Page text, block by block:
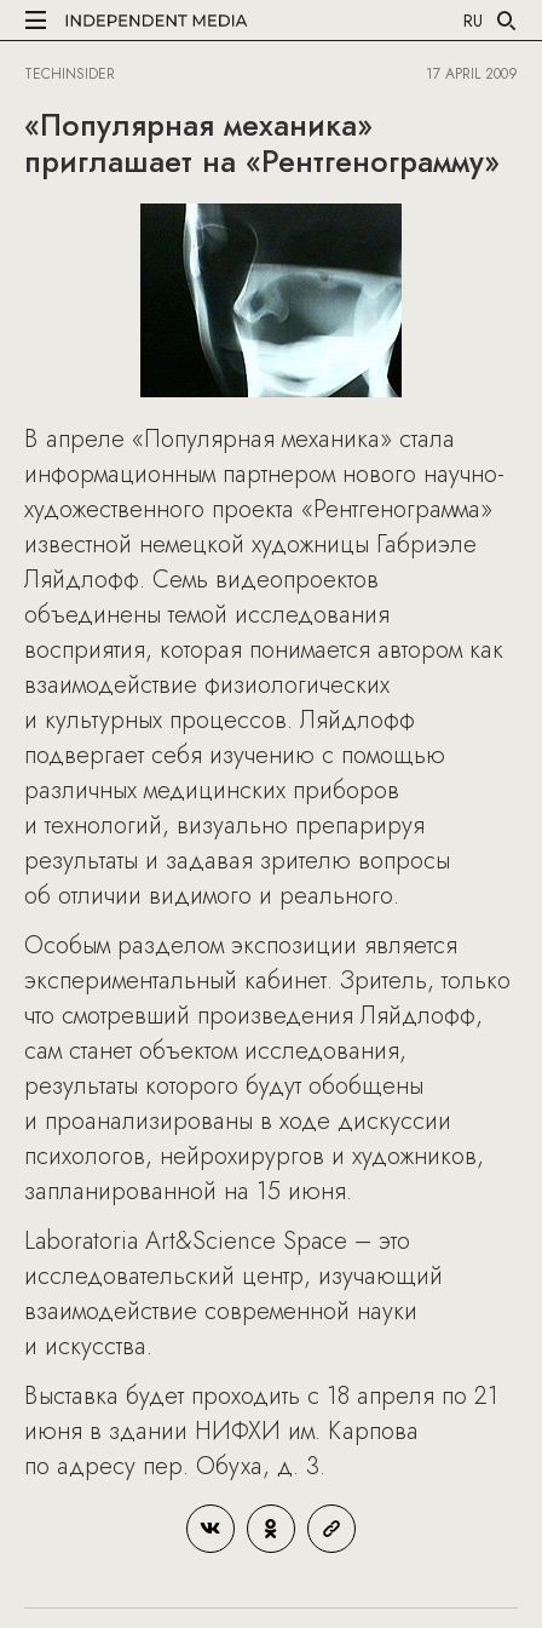
RU
TECHINSIDER 17 APRIL 2009
«Популярная механика»
приглашает на «Рентгенограмму»
В апреле «Популярная механика» стала
информационным партнером нового научно-
художественного проекта «Рентгенограмма»
известной немецкой художницы Габриэле
Ляйдлофф. Семь видеопроектов
объединены темой исследования
восприятия, которая понимается автором как
взаимодействие физиологических
и культурных процессов. Ляйдлофф
подвергает себя изучению с помощью
различных медицинских приборов
и технологий, визуально препарируя
результаты и задавая зрителю вопросы
об отличии видимого и реального.
Особым разделом экспозиции является
экспериментальный кабинет. Зритель, только
что смотревший произведения Ляйдлофф,
сам станет объектом исследования,
результаты которого будут обобщены
и проанализированы в ходе дискуссии
психологов, нейрохирургов и художников,
запланированной на 15 июня.
Laboratoria Art&Science Space – это
исследовательский центр, изучающий
взаимодействие современной науки
и искусства.
Выставка будет проходить с 18 апреля по 21
июня в здании НИФХИ им. Карпова
по адресу пер. Обуха, д. 3.